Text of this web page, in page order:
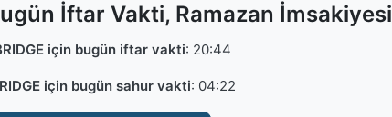
İftar Vakti, Ramazan İmsakiyesi
için bugün iftar vakti: 20:44
için bugün sahur vakti: 04:22